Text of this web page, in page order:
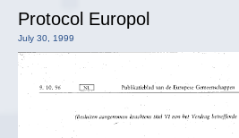
Protocol Europol
July 30, 1999